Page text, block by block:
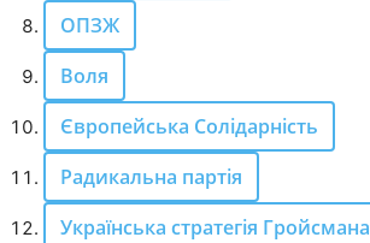
ОПЗЖ
Воля
Європейська Солідарність
Радикальна партія
Українська стратегія Гройсмана